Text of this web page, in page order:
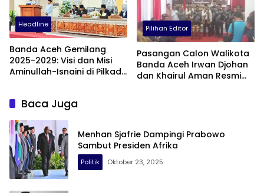
Headline
Banda Aceh Gemilang
2025-2029: Visi dan Misi
Aminullah-Isnaini di Pilkada
Pilihan Editor
Pasangan Calon Walikota
Banda Aceh Irwan Djohan
dan Khairul Aman Resmi
Baca Juga
Menhan Sjafrie Dampingi Prabowo
Sambut Presiden Afrika
Politik Oktober 23, 2025